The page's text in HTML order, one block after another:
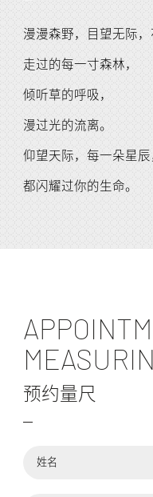
漫漫森野，目望无际，
走过的每一寸森林，
倾听草的呼吸，
漫过光的流离。
仰望天际，每一朵星辰
都闪耀过你的生命。
预约量尺
姓名